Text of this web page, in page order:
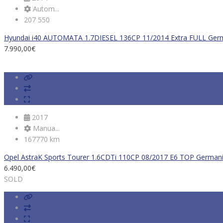
Autom...
207 550
Hyundai i40 AUTOMATA 1.7DIESEL 136CP 11/2014 Extra FULL
7.990,00€
2017
Manua...
167770 km
Opel AstraK Sports Tourer 1.6CDTi 110CP 08/2017 E6 TOP
6.490,00€
SOLD